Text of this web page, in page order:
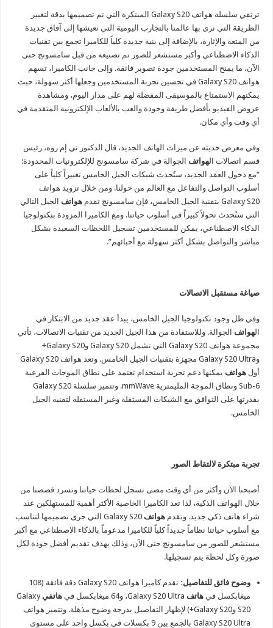
ترتقي سلسلة هواتف Galaxy S20 المبتكرة التي تم تصميمها بدقة لتغيير
الطريقة التي نرى بها عالمنا بالتجارب اليومية التي نعيشها إلى آفاق جديدة
من المتعة والإثارة، بالإضافة إلى بنية جديدة كلياً للكاميرا تجمع بين تقنيات
الذكاء الاصطناعي وأكبر مستشعر للصور تم تصنيعه من قبل سامسونج حتى
الآن، ما يمنح المستخدمين جودة تصوير فائقة. وإلى جانب الكاميرا، تسهم
هواتف Galaxy S20 في تحسين تجربة المستخدمين وجعلها أكثر سهولة، حيث
يمكنهم الاستمتاع بالموسيقى المفضلة لهم على مدار اليوم، ومشاهدة
عروض الفيديو بأفضل طريقة وجودة والعب بالألعاب الإلكترونية المتقدمة في
أي وقت وأي مكان.
وفي معرض حديثه عن ميزات الهاتف الجديد، قال الدكتور تي إم روه، رئيس
قسم اتصالات الهواتف الجوالة في شركة سامسونج للإلكترونيات المحدودة:
“مع دخول العقد الجديد، ستُحدث شبكات الجيل الخامس تغييراً كلياً على
أسلوب التواصل والتفاعل مع العالم من حولنا. ومن خلال تزويد هواتف
Galaxy S20 بتقنية الجيل الخامس، فإن سامسونج تقدم هواتف الجيل التالي
التي ستُحدث تحولاً كبيراً في أسلوب حياتنا. ومع الكاميرا المزودة بتكنولوجيا
الذكاء الاصطناعي، يمكن للمستخدمين تسجيل اللحظات السعيدة بشكل
مباشر والتواصل بشكل أكثر سهولة مع أحبائهم”.
صياغة مستقبل الاتصالات
وفي ظل وجود تكنولوجيا الجيل الخامس، يبدأ عقد جديد من الابتكار في
الهواتف الجوالة. وللاستفادة من هذا الجيل الجديد من تقنيات الاتصالات، تأتي
مجموعة هواتف Galaxy S20 التي تشمل
Galaxy S20 وGalaxy S20+
وGalaxy S20 Ultra
مجهزة بتقنيات الجيل الخامس. وتعد هواتف Galaxy S20
أول هواتف يمكنها دعم تجربة استخدام تعتمد على نطاق الموجات الفرعية
Sub-6 ونطاق الموجة المليمترية mmWave. وتتميز سلسلة Galaxy S20
بقدرتها على التوافق مع الشبكات المستقلة وغير المستقلة لتقنية الجيل
الخامس.
تجربة مبتكرة لالتقاط الصور
أصبحنا الآن وأكثر من أي وقت مضى نسجل لحظات حياتنا ونسرد قصصنا من
خلال الهواتف الذكية، لذا تعد الكاميرا الخاصية الأكثر أهمية للمستهلكين عند
شراء هاتف ذكي جديد. وتقدم هواتف Galaxy S20
التي جرى تصميمها لتناسب
مع أسلوب حياتنا نظاماً جديداً كلياً للكاميرا مدعوماً بالذكاء الاصطناعي مع أكبر
مستشعر للصور من سامسونج حتى الآن، وذلك بهدف تقديم أفضل جودة لكل
صورة وكل لحظة يتم تسجيلها.
وضوح فائق للتفاصيل:تقدم كاميرا هواتف Galaxy S20
دقة فائقة (108
ميغابكسل في هاتف Galaxy S20 Ultra، و64 ميغابكسل في هاتفيGalaxy
S20 وGalaxy S20+)
لإظهار التفاصيل بدرجة وضوح مذهلة. وتتميز هواتف
Galaxy S20 Ultra
بالجمع بين 9 بكسلات في بكسل واحد على مستوى